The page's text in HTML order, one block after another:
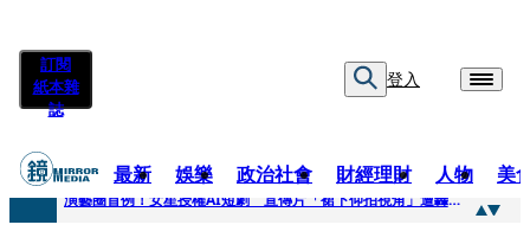
訂閱
紙本雜
誌
登入
最新 娛樂 政治社會 財經理財 人物 美
快訊
演藝圈首例！女星授權AI短劇 宣傳片「裙下仰拍視角」遭轟擦邊：自降身價